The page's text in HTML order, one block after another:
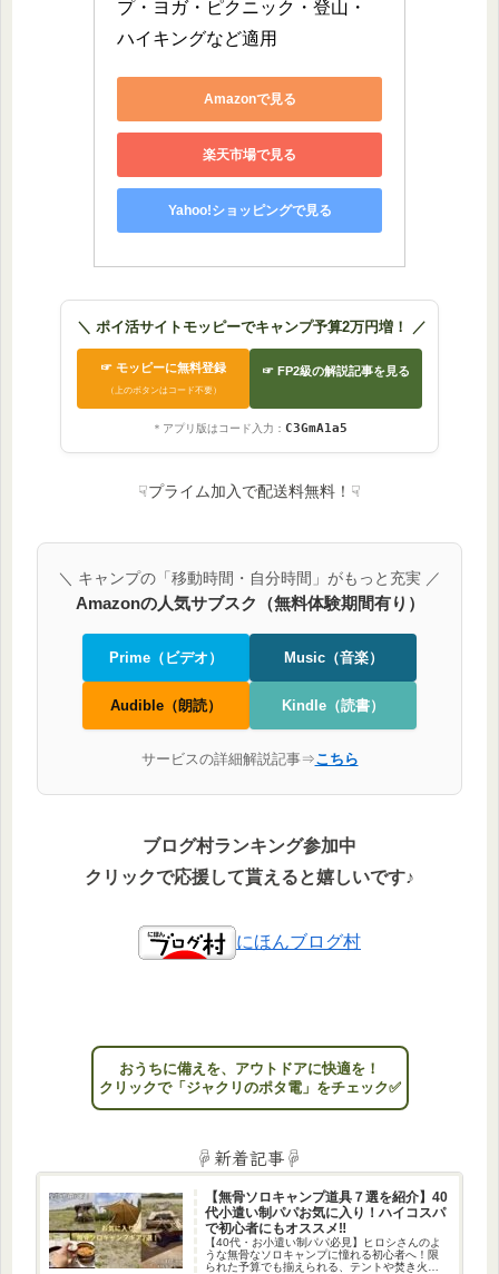
プ・ヨガ・ピクニック・登山・
ハイキングなど適用
Amazonで見る
楽天市場で見る
Yahoo!ショッピングで見る
＼ ポイ活サイトモッピーでキャンプ予算2万円増！ ／
☞ モッピーに無料登録
（上のボタンはコード不要）
☞ FP2級の解説記事を見る
＊アプリ版はコード入力： C3GmA1a5
☟プライム加入で配送料無料！☟
＼ キャンプの「移動時間・自分時間」がもっと充実 ／
Amazonの人気サブスク（無料体験期間有り）
Prime（ビデオ） Music（音楽）
Audible（朗読） Kindle（読書）
サービスの詳細解説記事⇒こちら
ブログ村ランキング参加中
クリックで応援して貰えると嬉しいです♪
にほんブログ村
おうちに備えを、アウトドアに快適を！
クリックで「ジャクリのポタ電」をチェック✅
☟新着記事☟
【無骨ソロキャンプ道具７選を紹介】40
代小遣い制パパお気に入り！ハイコスパ
で初心者にもオススメ‼
【40代・お小遣い制パパ必見】ヒロシさんのよ
うな無骨なソロキャンプに憧れる初心者へ！限
られた予算でも揃えられる、テントや焚き火台